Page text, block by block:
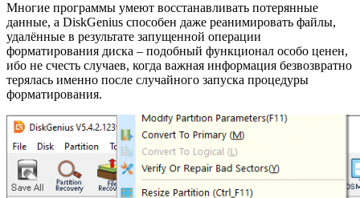
Многие программы умеют восстанавливать потерянные
данные, а DiskGenius способен даже реанимировать файлы,
удалённые в результате запущенной операции
форматирования диска – подобный функционал особо ценен,
ибо не счесть случаев, когда важная информация безвозвратно
терялась именно после случайного запуска процедуры
форматирования.